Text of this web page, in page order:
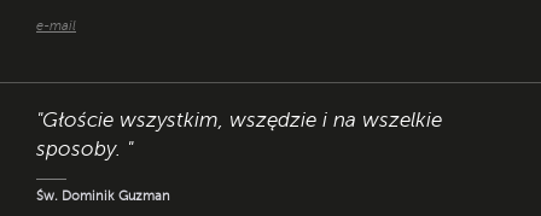
e-mail
"Głoście wszystkim, wszędzie i na wszelkie
sposoby. "
Św. Dominik Guzman